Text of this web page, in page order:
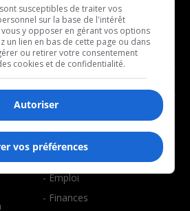
- Décompte franco
- Joué récemment
BALADOS
- Affaires
- Emploi
- Finances
susceptibles de traiter vos
sur la base de l'intérêt
y opposer en gérant vos options
un lien en bas de cette page ou dans
ou retirer votre consentement
cookies et de confidentialité.
Autoriser
vos préférences